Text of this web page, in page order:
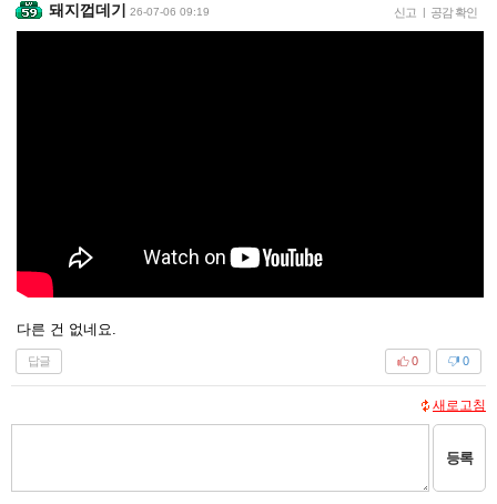
돼지껍데기 26-07-06 09:19 신고 | 공감 확인
다른 건 없네요.
답글 0
0
새로고침
등록